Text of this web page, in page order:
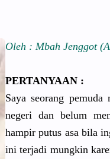
Oleh : Mbah Jenggot
PERTANYAAN :
Saya seorang
negeri dan belum
hampir putus asa bila
ini terjadi mungkin